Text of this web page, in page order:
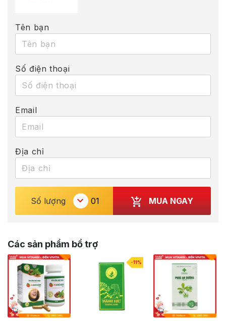
Tên bạn
Số điện thoại
Email
Địa chỉ
Số lượng MUA NGAY
Các sản phẩm bổ trợ
-11%